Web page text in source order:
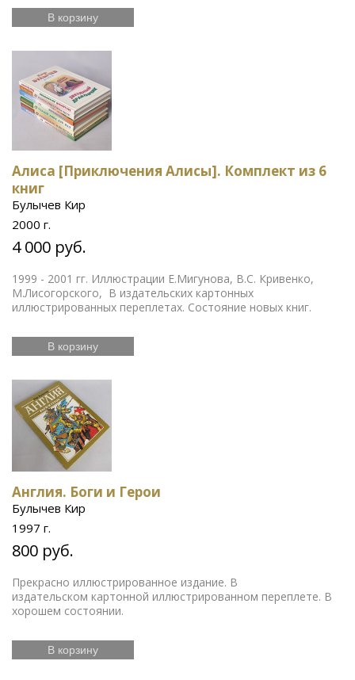
В корзину
Алиса [Приключения Алисы]. Комплект из 6
книг
Булычев Кир
2000 г.
4 000 руб.
1999 - 2001 гг. Иллюстрации Е.Мигунова, В.С. Кривенко,
М.Лисогорского, В издательских картонных
иллюстрированных переплетах. Состояние новых книг.
В корзину
Англия. Боги и Герои
Булычев Кир
1997 г.
800 руб.
Прекрасно иллюстрированное издание. В
издательском картонной иллюстрированном переплете. В
хорошем состоянии.
В корзину